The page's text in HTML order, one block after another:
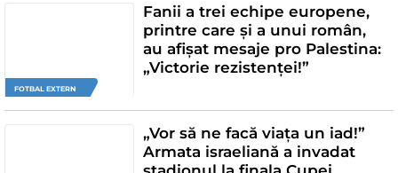
FOTBAL EXTERN
Fanii a trei echipe europene,
printre care și a unui român,
au afișat mesaje pro Palestina:
„Victorie rezistenței!”
„Vor să ne facă viața un iad!”
Armata israeliană a invadat